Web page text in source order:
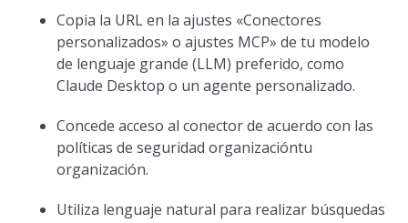
Copia la URL en la ajustes «Conectores
personalizados» o ajustes MCP» de tu modelo
de lenguaje grande (LLM) preferido, como
Claude Desktop o un agente personalizado.
Concede acceso al conector de acuerdo con las
políticas de seguridad organizacióntu
organización.
Utiliza lenguaje natural para realizar búsquedas